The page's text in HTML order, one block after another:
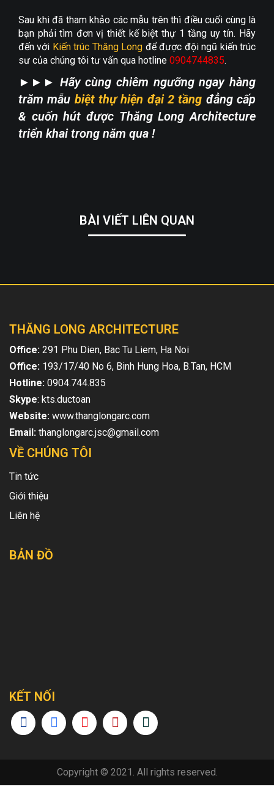
Sau khi đã tham khảo các mẫu trên thì điều cuối cùng là
bạn phải tìm đơn vị thiết kế biệt thự 1 tầng uy tín. Hãy
đến với Kiến trúc Thăng Long để được đội ngũ kiến trúc
sư của chúng tôi tư vấn qua hotline 0904744835.
►►► Hãy cùng chiêm ngưỡng ngay hàng
trăm mẫu biệt thự hiện đại 2 tầng đẳng cấp
& cuốn hút được Thăng Long Architecture
triển khai trong năm qua !
BÀI VIẾT LIÊN QUAN
THĂNG LONG ARCHITECTURE
Office: 291 Phu Dien, Bac Tu Liem, Ha Noi
Office: 193/17/40 No 6, Binh Hung Hoa, B.Tan, HCM
Hotline: 0904.744.835
Skype: kts.ductoan
Website: www.thanglongarc.com
Email: thanglongarc.jsc@gmail.com
VỀ CHÚNG TÔI
Tin tức
Giới thiệu
Liên hệ
BẢN ĐỒ
KẾT NỐI
Copyright © 2021. All rights reserved.